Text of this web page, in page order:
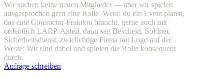
Wir suchen keine neuen Mitglieder — aber wir spielen
ausgesprochen gern eine Rolle. Wenn du ein Event planst,
das eine Contractor-Fraktion braucht, gerne auch mit
ordentlich LARP-Anteil, dann sag Bescheid. Söldner,
Sicherheitsdienst, zwielichtige Firma mit Logo auf der
Weste: Wir sind dabei und spielen die Rolle konsequent
durch.
Anfrage schreiben